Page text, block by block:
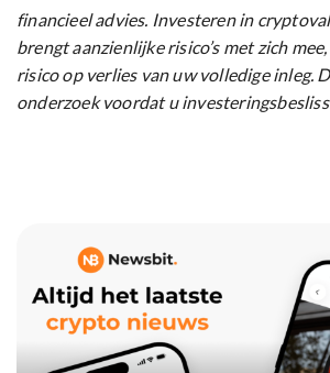
financieel advies. Investeren in
brengt aanzienlijke risico’s met zich
risico op verlies van uw volledige inleg.
onderzoek voordat u